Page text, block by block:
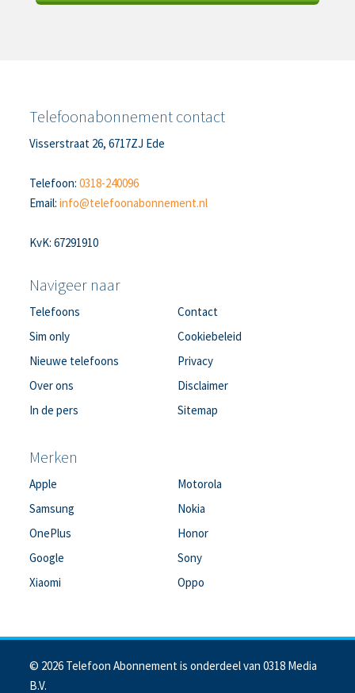
Telefoonabonnement contact
Visserstraat 26, 6717ZJ Ede
Telefoon:0318-240096
Email:info@telefoonabonnement.nl
KvK: 67291910
Navigeer naar
Telefoons
Sim only
Nieuwe telefoons
Over ons
In de pers
Contact
Cookiebeleid
Privacy
Disclaimer
Sitemap
Merken
Apple
Samsung
OnePlus
Google
Xiaomi
Motorola
Nokia
Honor
Sony
Oppo
© 2026 Telefoon Abonnement is onderdeel van 0318 Media
B.V.